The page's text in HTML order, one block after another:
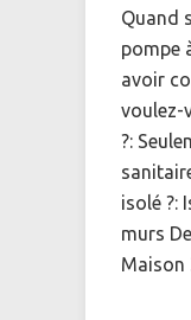
Quand
pompe
avoir
voulez-
?:
isolé ?:
murs
Maison